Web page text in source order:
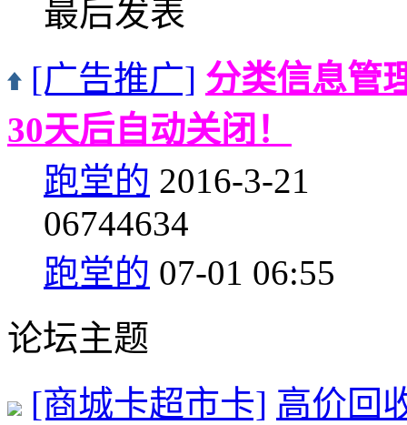
最后发表
[广告推广] 分类信息管
30天后自动关闭！
跑堂的 2016-3-21
06744634
跑堂的 07-01 06:55
论坛主题
[商城卡超市卡] 高价回